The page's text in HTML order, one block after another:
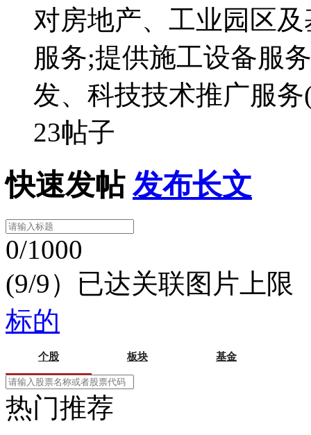
对房地产、工业园区
服务;提供施工设备服
发、科技技术推广服
23帖子
快速发帖 发布长文
0/1000
(9/9）已达关联图片上限
标的
个股 板块 基金
热门推荐